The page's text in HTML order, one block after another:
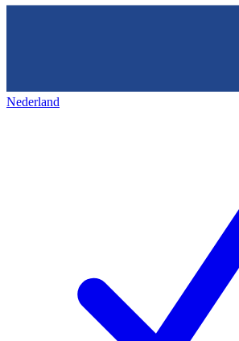
Nederland